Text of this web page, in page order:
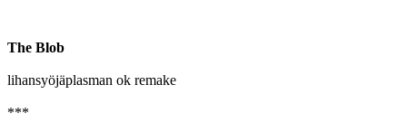
The Blob
lihansyöjäplasman ok remake
***